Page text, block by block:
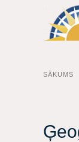
SĀKUMS